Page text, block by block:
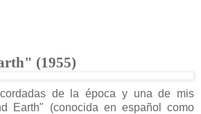
(1955)
de la época y una de mis
Earth" (conocida en español como